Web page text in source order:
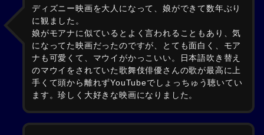
ディズニー映画を大人になって、娘ができて数年ぶり
に観ました。
娘がモアナに似ているとよく言われることもあり、気
になってた映画だったのですが、とても面白く、モア
ナも可愛くて、マウイがかっこいい。日本語吹き替え
のマウイをされていた歌舞伎俳優さんの歌が最高に上
手くて頭から離れずYouTubeでしょっちゅう聴いてい
ます。珍しく大好きな映画になりました。